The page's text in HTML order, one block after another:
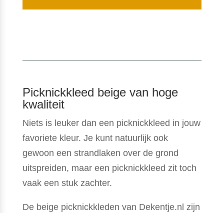
Picknickkleed beige van hoge
kwaliteit
Niets is leuker dan een picknickkleed in jouw
favoriete kleur. Je kunt natuurlijk ook
gewoon een strandlaken over de grond
uitspreiden, maar een picknickkleed zit toch
vaak een stuk zachter.
De beige picknickkleden van Dekentje.nl zijn